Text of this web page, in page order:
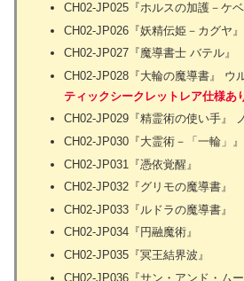
CH02-JP025『ホルスの加護－ケベ
CH02-JP026『妖精伝姫－カグヤ』
CH02-JP027『魔導書士 バテル』
CH02-JP028『大輪の魔導書』 ウ
ティックシークレットレア仕様あ
CH02-JP029『精霊術の使い手』
CH02-JP030『大霊術－「一輪」
CH02-JP031『憑依覚醒』
CH02-JP032『グリモの魔導書』
CH02-JP033『ルドラの魔導書』
CH02-JP034『円融魔術』
CH02-JP035『冥王結界波』
CH02-JP036『サン・アンド・ムー